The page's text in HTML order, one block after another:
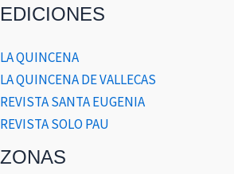
EDICIONES
LA QUINCENA
LA QUINCENA DE VALLECAS
REVISTA SANTA EUGENIA
REVISTA SOLO PAU
ZONAS